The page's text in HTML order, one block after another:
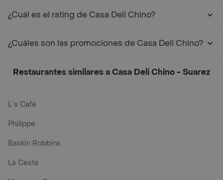
¿Cuál es el rating de Casa Deli Chino?
¿Cuáles son las promociones de Casa Deli Chino?
Restaurantes similares a Casa Deli Chino - Suarez
L´s Café
Philippe
Baskin Robbins
La Cesta